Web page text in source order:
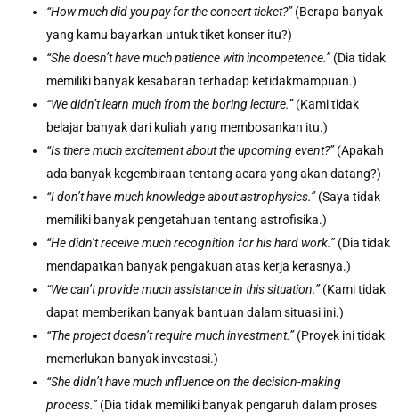
“How much did you pay for the concert ticket?”(Berapa banyak
yang kamu bayarkan untuk tiket konser itu?)
“She doesn’t have much patience with incompetence.”(Dia tidak
memiliki banyak kesabaran terhadap ketidakmampuan.)
“We didn’t learn much from the boring lecture.”(Kami tidak
belajar banyak dari kuliah yang membosankan itu.)
“Is there much excitement about the upcoming event?”(Apakah
ada banyak kegembiraan tentang acara yang akan datang?)
“I don’t have much knowledge about astrophysics.”(Saya tidak
memiliki banyak pengetahuan tentang astrofisika.)
“He didn’t receive much recognition for his hard work.”(Dia tidak
mendapatkan banyak pengakuan atas kerja kerasnya.)
“We can’t provide much assistance in this situation.”(Kami tidak
dapat memberikan banyak bantuan dalam situasi ini.)
“The project doesn’t require much investment.”(Proyek ini tidak
memerlukan banyak investasi.)
“She didn’t have much influence on the decision-making
process.”(Dia tidak memiliki banyak pengaruh dalam proses